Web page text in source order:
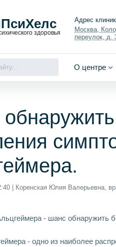
здоровья
Адрес
Москва,
переулок, д.
О центре
| Коренская Юлия Валерьевна,
- одно из наиболее